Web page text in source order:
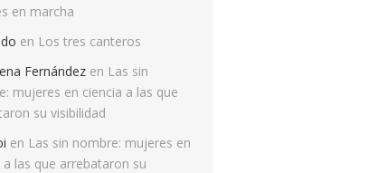
en marcha
en Los tres canteros
Fernández en Las sin
mujeres en ciencia a las que
su visibilidad
en Las sin nombre: mujeres en
a las que arrebataron su